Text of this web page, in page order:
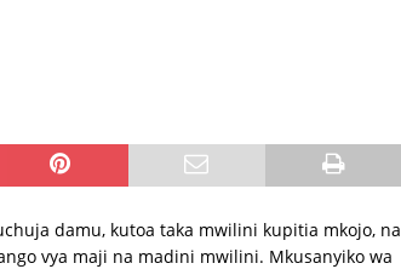
damu, kutoa taka mwilini kupitia mkojo, na
vya maji na madini mwilini. Mkusanyiko wa